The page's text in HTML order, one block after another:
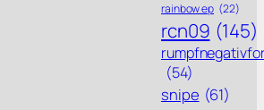
rainbow ep (22)
rcn09 (145)
(54)
snipe (61)